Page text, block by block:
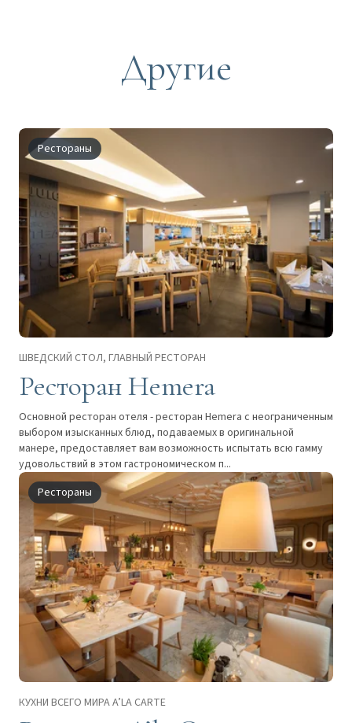
Другие
Рестораны
ШВЕДСКИЙ СТОЛ, ГЛАВНЫЙ РЕСТОРАН
Ресторан Hemera
Основной ресторан отеля - ресторан Hemera с неограниченным
выбором изысканных блюд, подаваемых в оригинальной
манере, предоставляет вам возможность испытать всю гамму
удовольствий в этом гастрономическом п...
Рестораны
КУХНИ ВСЕГО МИРА A’LA CARTE